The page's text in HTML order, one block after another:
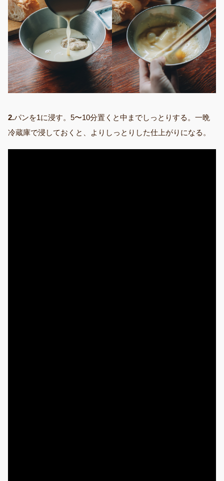
2.パンを1に浸す。5〜10分置くと中までしっとりする。一晩
冷蔵庫で浸しておくと、よりしっとりした仕上がりになる。